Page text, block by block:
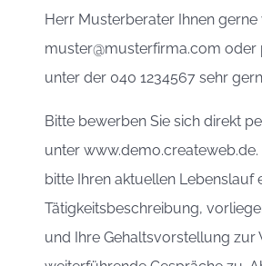
Herr Musterberater Ihnen gerne
muster@musterfirma.com oder
unter der 040 1234567 sehr
Bitte bewerben Sie sich direkt
unter www.demo.createweb.de.
bitte Ihren aktuellen Lebenslauf
Tätigkeitsbeschreibung,
und Ihre Gehaltsvorstellung zur